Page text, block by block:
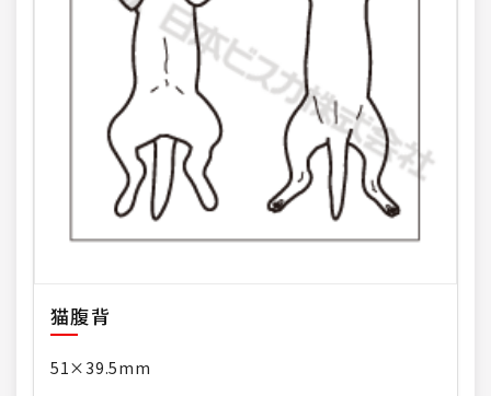
猫腹背
51×39.5mm